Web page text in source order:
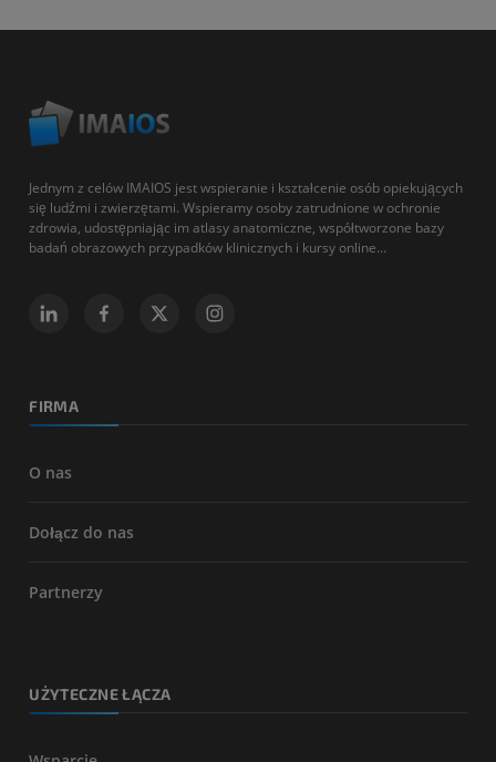
Jednym z celów IMAIOS jest wspieranie i kształcenie osób opiekujących
się ludźmi i zwierzętami. Wspieramy osoby zatrudnione w ochronie
zdrowia, udostępniając im atlasy anatomiczne, współtworzone bazy
badań obrazowych przypadków klinicznych i kursy online...
FIRMA
O nas
Dołącz do nas
Partnerzy
UŻYTECZNE ŁĄCZA